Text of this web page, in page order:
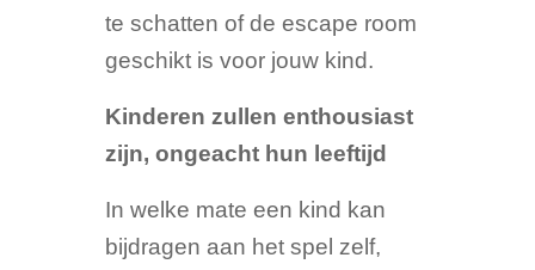
te schatten of de escape room
geschikt is voor jouw kind.
Kinderen zullen enthousiast
zijn, ongeacht hun leeftijd
In welke mate een kind kan
bijdragen aan het spel zelf,